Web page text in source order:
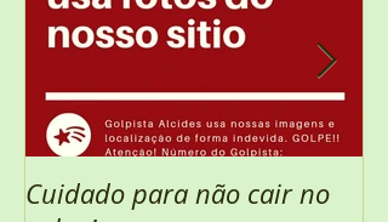
Cuidado para não cair no